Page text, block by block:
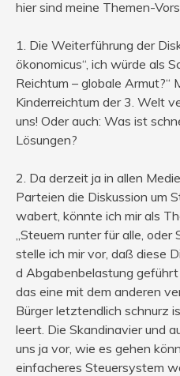
hier sind meine Themen-
1. Die Weiterführung der
ökonomicus“, ich würde als
Reichtum – globale Armut?“
Kinderreichtum der 3. Welt
uns! Oder auch: Was ist
Lösungen?
2. Da derzeit ja in allen
Parteien die Diskussion um
wabert, könnte ich mir als
„Steuern runter für alle,
stelle ich mir vor, daß diese
d Abgabenbelastung
das eine mit dem anderen
Bürger letztendlich schnurz
leert. Die Skandinavier und
uns ja vor, wie es gehen
einfacheres Steuersystem